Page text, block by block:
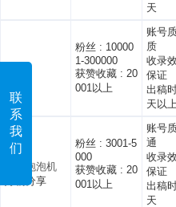
联
系
我
们
天
粉丝 : 10000
1-300000
获赞收藏 : 20
001以上
账号
质
收录
保证
出稿
天以
甜味泡泡机
好物分享
粉丝 : 3001-5
000
获赞收藏 : 20
001以上
账号
通
收录
保证
出稿
天